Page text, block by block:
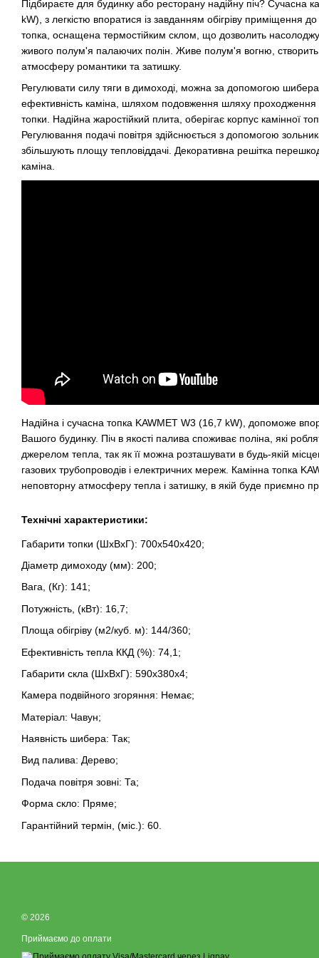
Підбираєте для будинку або ресторану надійну піч? Сучасна
kW), з легкістю впоратися із завданням обігріву приміщення
топка, оснащена термостійким склом, що дозволить
живого полум'я палаючих полін. Живе полум'я вогню,
атмосферу романтики та затишку.
Регулювати силу тяги в димоході, можна за допомогою
ефективність каміна, шляхом подовження шляху проходження
топки. Надійна жаростійкий плита, оберігає корпус камінної
Регулювання подачі повітря здійснюється з допомогою
збільшують площу тепловіддачі. Декоративна решітка
каміна.
Надійна і сучасна топка KAWMET W3 (16,7 kW), допоможе
Вашого будинку. Піч в якості палива споживає поліна, які
джерелом тепла, так як її можна розташувати в будь-якій
газових трубопроводів і електричних мереж. Камінна топка
неповторну атмосферу тепла і затишку, в якій буде приємно
Технічні характеристики:
Габарити топки (ШхВхГ): 700х540х420;
Діаметр димоходу (мм): 200;
Вага, (Кг): 141;
Потужність, (кВт): 16,7;
Площа обігріву (м2/куб. м): 144/360;
Ефективність тепла ККД (%): 74,1;
Габарити скла (ШхВхГ): 590х380х4;
Камера подвійного згоряння: Немає;
Матеріал: Чавун;
Наявність шибера: Так;
Вид палива: Дерево;
Подача повітря зовні: Та;
Форма скло: Пряме;
Гарантійний термін, (міс.): 60.
© 2026
Приймаємо до оплати